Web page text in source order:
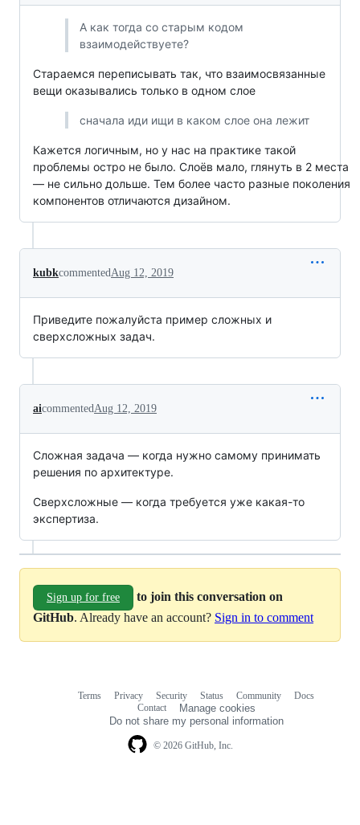
А как тогда со старым кодом
взаимодействуете?
Стараемся переписывать так, что взаимосвязанные
вещи оказывались только в одном слое
сначала иди ищи в каком слое она лежит
Кажется логичным, но у нас на практике такой
проблемы остро не было. Слоёв мало, глянуть в 2 места
— не сильно дольше. Тем более часто разные поколения
компонентов отличаются дизайном.
kubkcommentedAug 12, 2019
Приведите пожалуйста пример сложных и
сверхсложных задач.
aicommentedAug 12, 2019
Сложная задача — когда нужно самому принимать
решения по архитектуре.
Сверхсложные — когда требуется уже какая-то
экспертиза.
Sign up for free
to join this conversation on
GitHub. Already have an account? Sign in to comment
© 2026 GitHub, Inc.
Terms Privacy Security Status Community
Docs
Contact
Manage cookies
Do not share my personal information